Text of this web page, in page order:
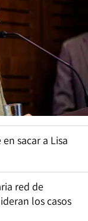
sacar a Lisa
red de
los casos